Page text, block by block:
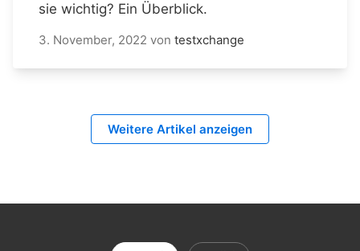
sie wichtig? Ein Überblick.
3. November, 2022 von testxchange
Weitere Artikel anzeigen